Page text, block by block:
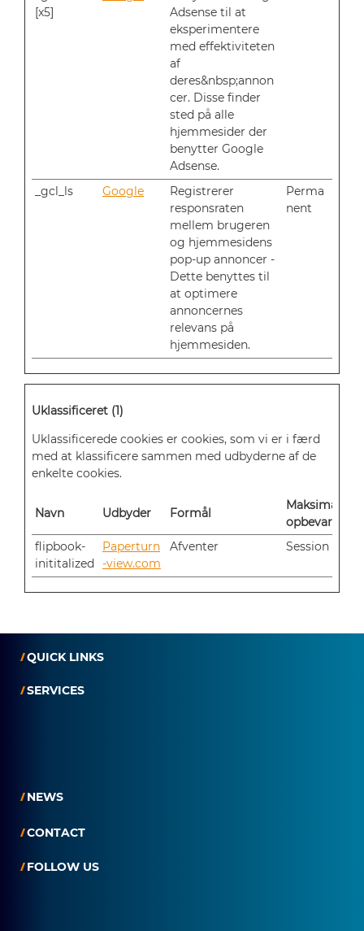
[x5]
Adsense til at
eksperimentere
med effektiviteten
af
deres&nbsp;annon
cer. Disse finder
sted på alle
hjemmesider der
benytter Google
Adsense.
_gcl_ls Google
Registrerer
responsraten
mellem brugeren
og hjemmesidens
pop-up annoncer -
Dette benyttes til
at optimere
annoncernes
relevans på
hjemmesiden.
Perma
nent
Uklassificeret (1)
Uklassificerede cookies er cookies, som vi er i færd
med at klassificere sammen med udbyderne af de
enkelte cookies.
Navn Udbyder Formål
Maksimal
flipbook-
inititalized
Paperturn
-view.com
Afventer Session
QUICK LINKS
SERVICES
NEWS
CONTACT
FOLLOW US